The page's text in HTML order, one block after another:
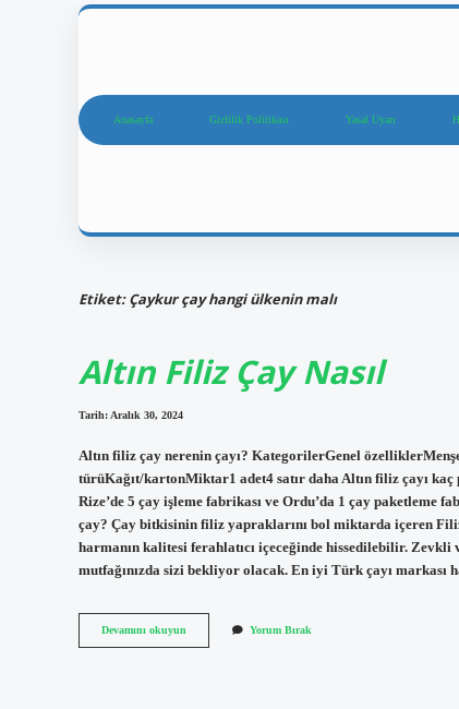
Anasayfa Gizlilik Politikası Yasal Uyarı
Etiket:Çaykur çay hangi ülkenin malı
Altın Filiz Çay Nasıl
Tarih: Aralık 30, 2024
Altın filiz çay nerenin çayı? KategorilerGenel
türüKağıt/kartonMiktar1 adet4 satır daha Altın filiz çayı
Rize’de 5 çay işleme fabrikası ve Ordu’da 1 çay paketleme
çay? Çay bitkisinin filiz yapraklarını bol miktarda içeren
harmanın kalitesi ferahlatıcı içeceğinde hissedilebilir.
mutfağınızda sizi bekliyor olacak. En iyi Türk çayı markası
Devamını okuyun
Filiz
Yorum Bırak